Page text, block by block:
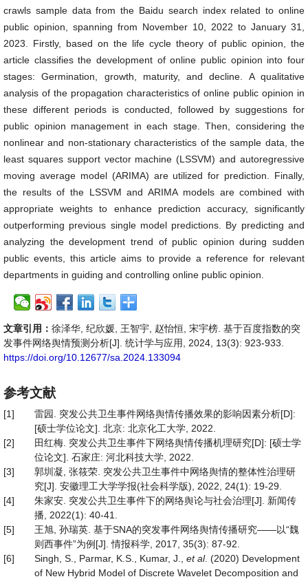
crawls sample data from the Baidu search index related to online
public opinion, spanning from November 10, 2022 to January 31,
2023. Firstly, based on the life cycle theory of public opinion, the
article classifies the development of online public opinion into four
stages: Germination, growth, maturity, and decline. A qualitative
analysis of the propagation characteristics of online public opinion in
these different periods is conducted, followed by suggestions for
public opinion management in each stage. Then, considering the
nonlinear and non-stationary characteristics of the sample data, the
least squares support vector machine (LSSVM) and autoregressive
moving average model (ARIMA) are utilized for prediction. Finally,
the results of the LSSVM and ARIMA models are combined with
appropriate weights to enhance prediction accuracy, significantly
outperforming previous single model predictions. By predicting and
analyzing the development trend of public opinion during sudden
public events, this article aims to provide a reference for relevant
departments in guiding and controlling online public opinion.
文章引用： 徐泽华, 纪欣媛, 王智宇, 赵怡恒, 宋宇榜. 基于百度指数的突
发事件网络舆情预测分析[J]. 统计学与应用, 2024, 13(3): 923-933.
https://doi.org/10.12677/sa.2024.133094
参考文献
[1]
雷园. 突发公共卫生事件网络舆情传播效果的影响因素分析[D]:
[硕士学位论文]. 北京: 北京化工大学, 2022.
[2]
田红梅. 突发公共卫生事件下网络舆情传播机理研究[D]: [硕士学
位论文]. 石家庄: 河北科技大学, 2022.
[3]
郭圳凝, 张筱荣. 突发公共卫生事件中网络舆情的整体性治理研
究[J]. 安徽理工大学学报(社会科学版), 2022, 24(1): 19-29.
[4]
朱家安. 突发公共卫生事件下的网络舆论与社会治理[J]. 新闻传
播, 2022(1): 40-41.
[5]
王旭, 孙瑞英. 基于SNA的突发事件网络舆情传播研究——以“魏
则西事件”为例[J]. 情报科学, 2017, 35(3): 87-92.
[6]
Singh, S., Parmar, K.S., Kumar, J., et al. (2020) Development
of New Hybrid Model of Discrete Wavelet Decomposition and